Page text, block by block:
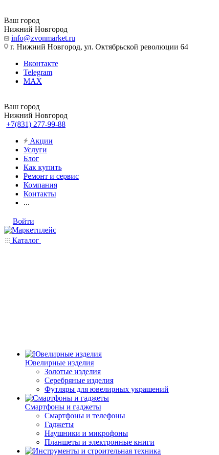
Ваш город
Нижний Новгород
info@zvonmarket.ru
г. Нижний Новгород, ул. Октябрьской революции 64
Вконтакте
Telegram
MAX
Ваш город
Нижний Новгород
+7(831) 277-99-88
Акции
Услуги
Блог
Как купить
Ремонт и сервис
Компания
Контакты
...
Войти
Каталог
Ювелирные изделия
Золотые изделия
Серебряные изделия
Футляры для ювелирных украшений
Смартфоны и гаджеты
Смартфоны и телефоны
Гаджеты
Наушники и микрофоны
Планшеты и электронные книги